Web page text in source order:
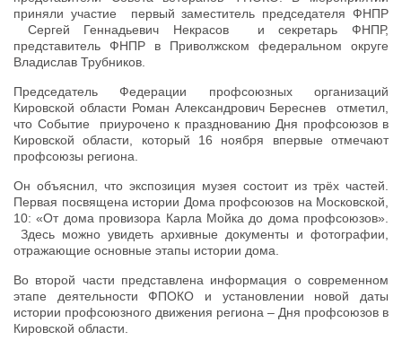
приняли участие первый заместитель председателя ФНПР
Сергей Геннадьевич Некрасов и секретарь ФНПР,
представитель ФНПР в Приволжском федеральном округе
Владислав Трубников.
Председатель Федерации профсоюзных организаций
Кировской области Роман Александрович Береснев отметил,
что Событие приурочено к празднованию Дня профсоюзов в
Кировской области, который 16 ноября впервые отмечают
профсоюзы региона.
Он объяснил, что экспозиция музея состоит из трёх частей.
Первая посвящена истории Дома профсоюзов на Московской,
10: «От дома провизора Карла Мойка до дома профсоюзов».
Здесь можно увидеть архивные документы и фотографии,
отражающие основные этапы истории дома.
Во второй части представлена информация о современном
этапе деятельности ФПОКО и установлении новой даты
истории профсоюзного движения региона – Дня профсоюзов в
Кировской области.